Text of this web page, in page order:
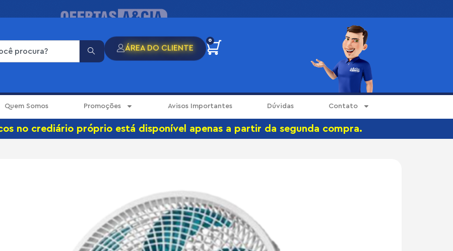
ÁREA DO CLIENTE
0
Quem Somos Promoções Avisos Importantes Dúvidas Contato
no crediário próprio está disponível apenas a partir da segunda compra.